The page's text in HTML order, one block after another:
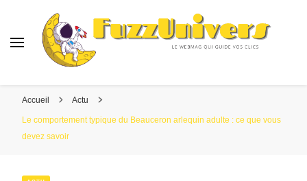
Accueil Actu
Le comportement typique du Beauceron arlequin adulte : ce que vous
devez savoir